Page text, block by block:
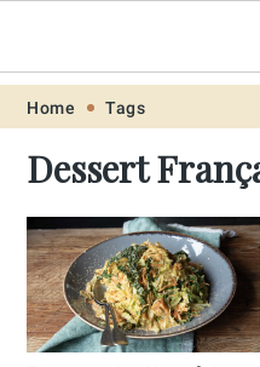
Skip
primary
navigation
Skip
main
content
Skip
primary
sidebar
Skip
footer
Recette
Home Tags
Dessert